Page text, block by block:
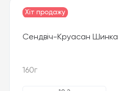
Хіт продажу
Сендвіч-Круасан Шинка
160г